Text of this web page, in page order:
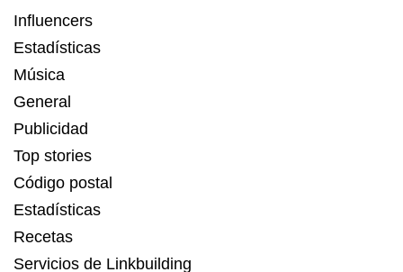
Influencers
Estadísticas
Música
General
Publicidad
Top stories
Código postal
Estadísticas
Recetas
Servicios de Linkbuilding